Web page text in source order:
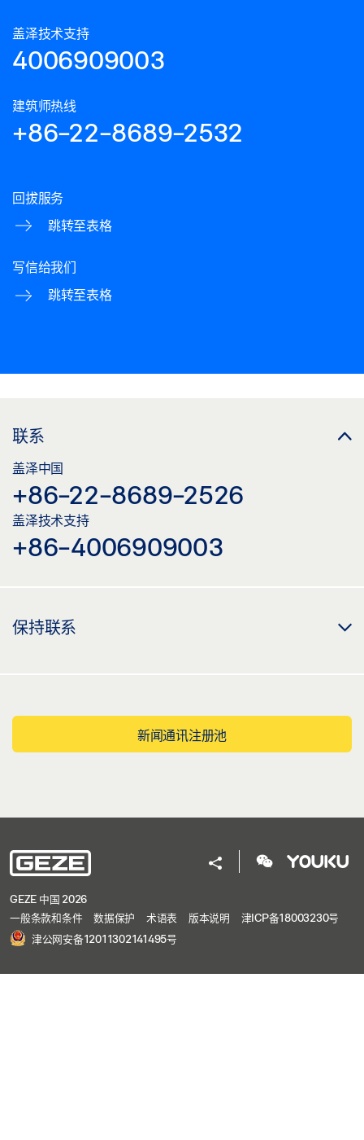
盖泽技术支持
4006909003
建筑师热线
+86-22-8689-2532
回拔服务
跳转至表格
写信给我们
跳转至表格
联系
盖泽中国
+86-22-8689-2526
盖泽技术支持
+86-4006909003
保持联系
新闻通讯注册池
GEZE 中国 2026
一般条款和条件
数据保护 术语表 版本说明
津ICP备18003230号
津公网安备12011302141495号